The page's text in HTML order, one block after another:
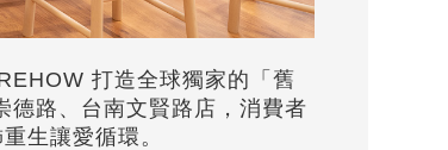
打造全球獨家的「舊
路、台南文賢路店，消費者
生讓愛循環。